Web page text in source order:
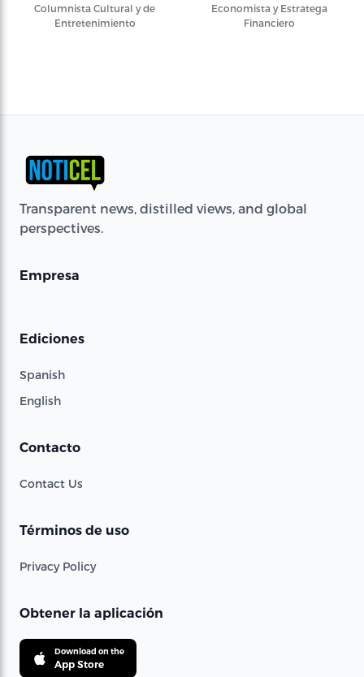
Columnista Cultural y de
Entretenimiento
Economista y Estratega
Financiero
Transparent news, distilled views, and global
perspectives.
Empresa
Ediciones
Spanish
English
Contacto
Contact Us
Términos de uso
Privacy Policy
Obtener la aplicación
Download on the
App Store